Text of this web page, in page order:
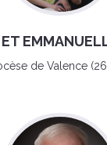
de Valence